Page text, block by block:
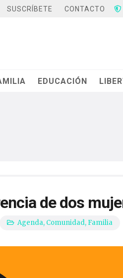
SUSCRÍBETE CONTACTO
EDUCACIÓN
de dos
Agenda, Comunidad, Familia